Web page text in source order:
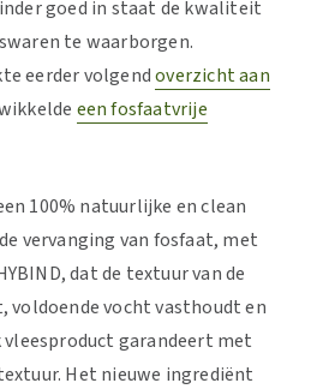
goed in staat de kwaliteit
te waarborgen.
eerder volgendoverzicht aan
een fosfaatvrije
100% natuurlijke en clean
vervanging van fosfaat, met
dat de textuur van de
voldoende vocht vasthoudt en
garandeert met
Het nieuwe ingrediënt